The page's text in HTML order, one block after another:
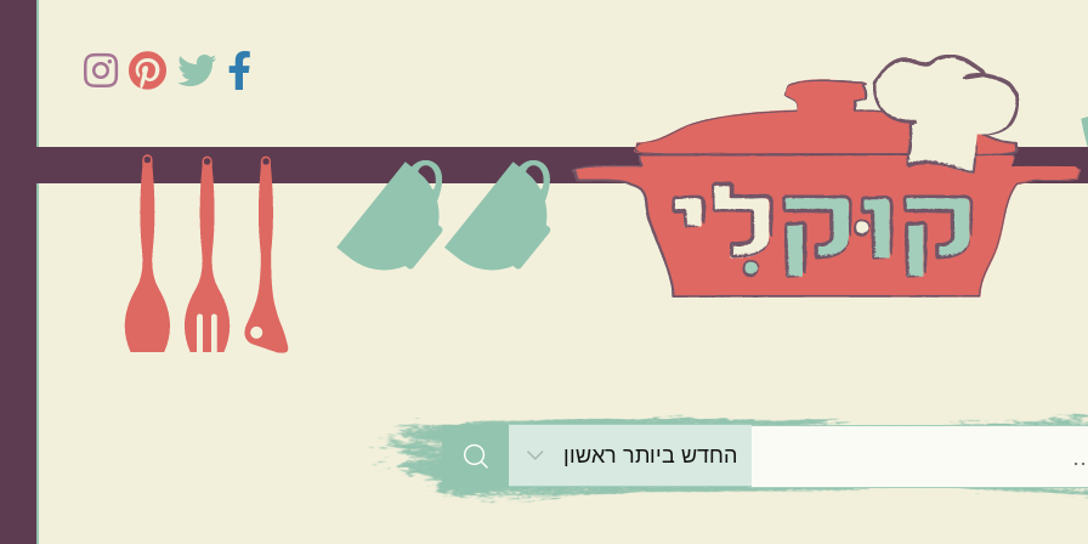
הרכיב המרכזי
בשר ירקות תפוחי אדמה אורז